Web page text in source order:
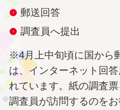
郵送回答
調査員へ提出
※4月上中旬頃に国から
は、インターネット回
れています。紙の調査票
調査員が訪問するのをお